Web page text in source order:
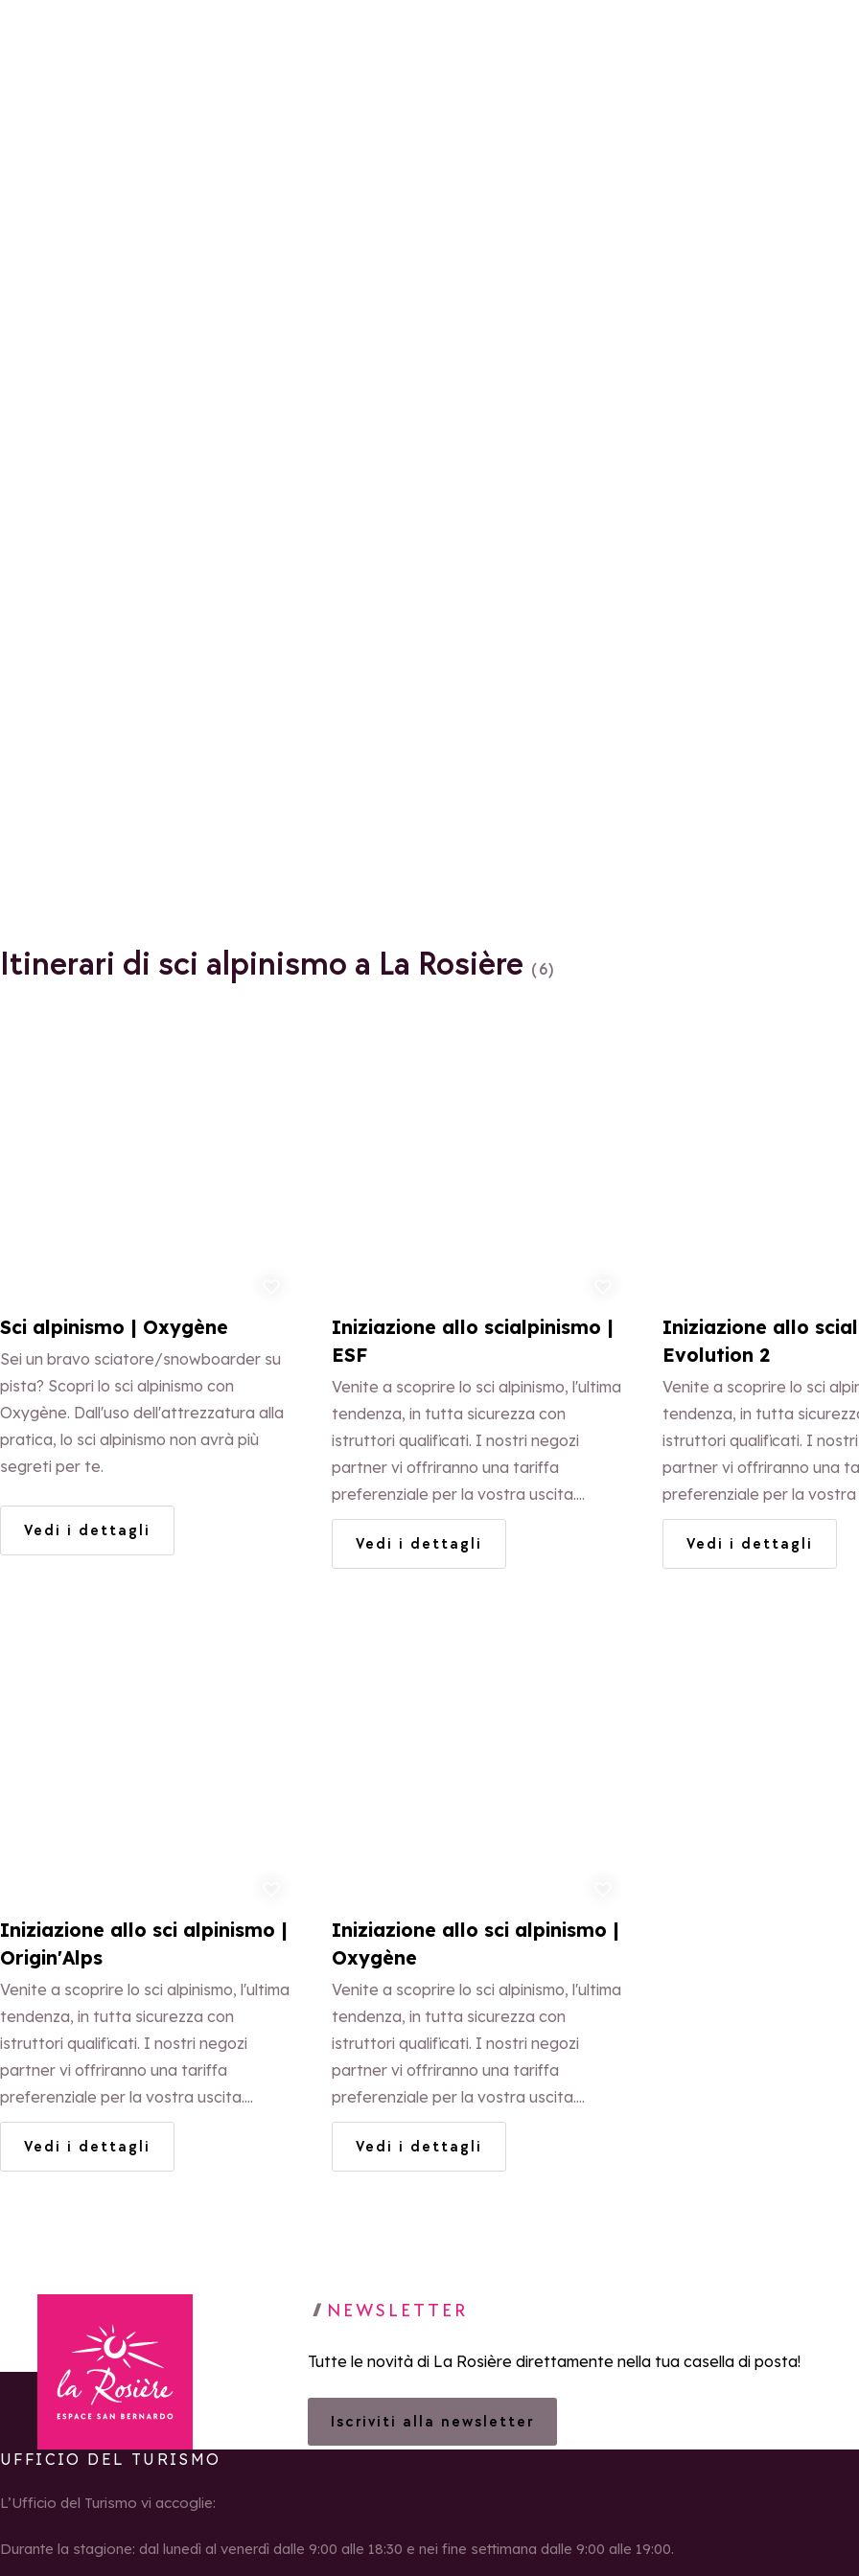
Itinerari di sci alpinismo a La Rosière (6)
Sci alpinismo | Oxygène
Sei un bravo sciatore/snowboarder su
pista? Scopri lo sci alpinismo con
Oxygène. Dall'uso dell'attrezzatura alla
pratica, lo sci alpinismo non avrà più
segreti per te.
Vedi i dettagli
Iniziazione allo scialpinismo |
ESF
Venite a scoprire lo sci alpinismo, l'ultima
tendenza, in tutta sicurezza con
istruttori qualificati. I nostri negozi
partner vi offriranno una tariffa
preferenziale per la vostra uscita.
Iscrizione obbligatoria.
Vedi i dettagli
Iniziazione allo
Evolution 2
Venite a scoprire lo sci
tendenza, in tutta
istruttori qualificati. I
partner vi offriranno una
preferenziale per la vostra
Iscrizione obbligatoria.
Vedi i dettagli
Iniziazione allo sci alpinismo |
Origin'Alps
Venite a scoprire lo sci alpinismo, l'ultima
tendenza, in tutta sicurezza con
istruttori qualificati. I nostri negozi
partner vi offriranno una tariffa
preferenziale per la vostra uscita.
Iscrizione obbligatoria.
Vedi i dettagli
Iniziazione allo sci alpinismo |
Oxygène
Venite a scoprire lo sci alpinismo, l'ultima
tendenza, in tutta sicurezza con
istruttori qualificati. I nostri negozi
partner vi offriranno una tariffa
preferenziale per la vostra uscita.
Iscrizione obbligatoria.
Vedi i dettagli
Torna alla home page
NEWSLETTER
Tutte le novità di La Rosière direttamente nella tua casella di posta!
Iscriviti alla newsletter
UFFICIO DEL TURISMO
L’Ufficio del Turismo vi accoglie:
Durante la stagione: dal lunedì al venerdì dalle 9:00 alle 18:30 e nei fine settimana dalle 9:00 alle 19:00.